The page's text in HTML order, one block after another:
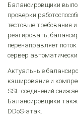
Балансировщики
проверки
тестовые требования
реагировать,
перенаправляет
сервер
Актуальные
кэширование и
SSL-соединений
Балансировщики
DDoS-атак.